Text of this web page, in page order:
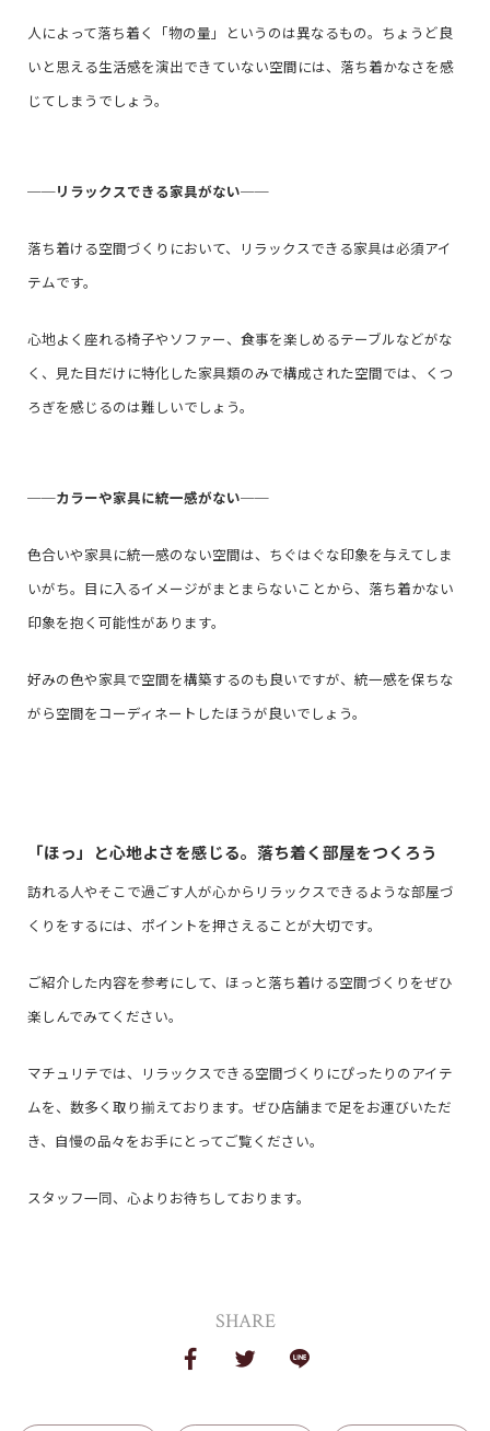
人によって落ち着く「物の量」というのは異なるもの。ちょうど良
いと思える生活感を演出できていない空間には、落ち着かなさを感
じてしまうでしょう。
──リラックスできる家具がない──
落ち着ける空間づくりにおいて、リラックスできる家具は必須アイ
テムです。
心地よく座れる椅子やソファー、食事を楽しめるテーブルなどがな
く、見た目だけに特化した家具類のみで構成された空間では、くつ
ろぎを感じるのは難しいでしょう。
──カラーや家具に統一感がない──
色合いや家具に統一感のない空間は、ちぐはぐな印象を与えてしま
いがち。目に入るイメージがまとまらないことから、落ち着かない
印象を抱く可能性があります。
好みの色や家具で空間を構築するのも良いですが、統一感を保ちな
がら空間をコーディネートしたほうが良いでしょう。
「ほっ」と心地よさを感じる。落ち着く部屋をつくろう
訪れる人やそこで過ごす人が心からリラックスできるような部屋づ
くりをするには、ポイントを押さえることが大切です。
ご紹介した内容を参考にして、ほっと落ち着ける空間づくりをぜひ
楽しんでみてください。
マチュリテでは、リラックスできる空間づくりにぴったりのアイテ
ムを、数多く取り揃えております。ぜひ店舗まで足をお運びいただ
き、自慢の品々をお手にとってご覧ください。
スタッフ一同、心よりお待ちしております。
SHARE